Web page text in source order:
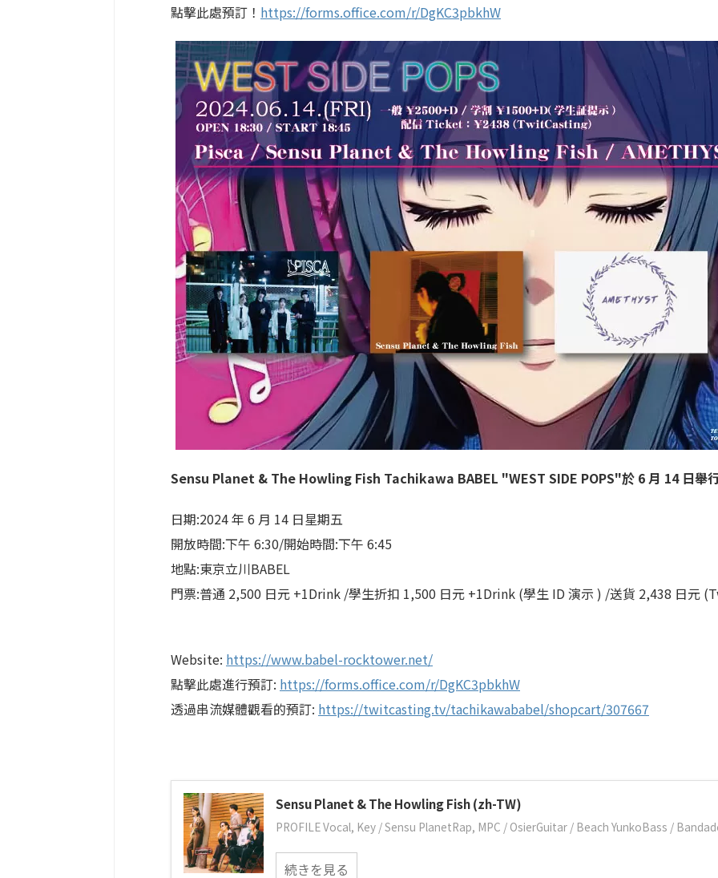
點擊此處預訂！ https://forms.office.com/r/DgKC3pbkhW
Sensu Planet & The Howling Fish Tachikawa BABEL "WEST SIDE POPS"於 6 月 14 日舉
日期:2024 年 6 月 14 日星期五
開放時間:下午 6:30/開始時間:下午 6:45
地點:東京立川BABEL
門票:普通 2,500 日元 +1Drink /學生折扣 1,500 日元 +1Drink (學生 ID 演示 ) /送貨 2,438 日元
Website: https://www.babel-rocktower.net/
點擊此處進行預訂: https://forms.office.com/r/DgKC3pbkhW
透過串流媒體觀看的預訂: https://twitcasting.tv/tachikawababel/shopcart/307667
Sensu Planet & The Howling Fish (zh-TW)
PROFILE Vocal, Key / Sensu PlanetRap, MPC / OsierGuitar / Beach YunkoBass /
続きを見る